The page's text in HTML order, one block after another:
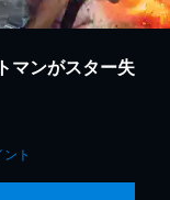
マンがスター失
ント